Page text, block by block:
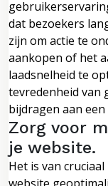
dat bezoekers
zijn om actie te
aankopen of het
laadsnelheid te
tevredenheid van
bijdragen aan
Zorg voor
je website.
Het is van
website